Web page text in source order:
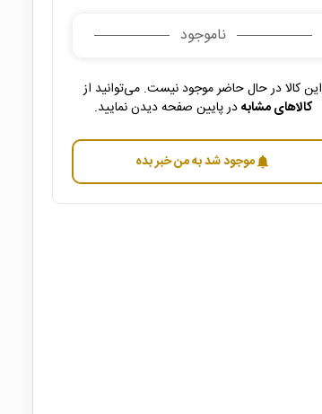
ناموجود
این کالا در حال حاضر موجود نیست. می‌توانید از
کالاهای مشابهدر پایین صفحه دیدن نمایید.
notificationsموجود شد به من خبر بده